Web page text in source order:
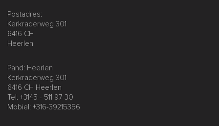
Postadres:
Kerkraderweg 301
6416 CH
Heerlen
Pand: Heerlen
Kerkraderweg 301
6416 CH Heerlen
Tel: +3145 - 511 97 30
Mobiel: +316-39215356